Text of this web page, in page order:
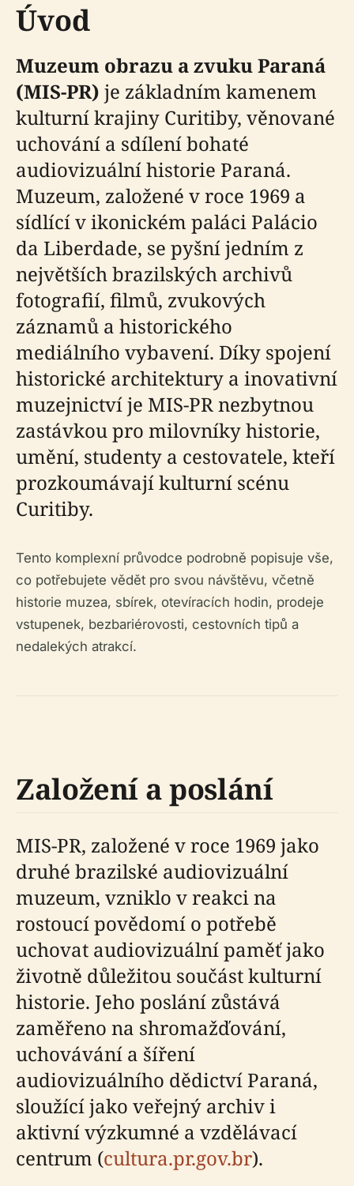
Úvod
Muzeum obrazu a zvuku Paraná
(MIS-PR) je základním kamenem
kulturní krajiny Curitiby, věnované
uchování a sdílení bohaté
audiovizuální historie Paraná.
Muzeum, založené v roce 1969 a
sídlící v ikonickém paláci Palácio
da Liberdade, se pyšní jedním z
největších brazilských archivů
fotografií, filmů, zvukových
záznamů a historického
mediálního vybavení. Díky spojení
historické architektury a inovativní
muzejnictví je MIS-PR nezbytnou
zastávkou pro milovníky historie,
umění, studenty a cestovatele, kteří
prozkoumávají kulturní scénu
Curitiby.
Tento komplexní průvodce podrobně popisuje vše,
co potřebujete vědět pro svou návštěvu, včetně
historie muzea, sbírek, otevíracích hodin, prodeje
vstupenek, bezbariérovosti, cestovních tipů a
nedalekých atrakcí.
Založení a poslání
MIS-PR, založené v roce 1969 jako
druhé brazilské audiovizuální
muzeum, vzniklo v reakci na
rostoucí povědomí o potřebě
uchovat audiovizuální paměť jako
životně důležitou součást kulturní
historie. Jeho poslání zůstává
zaměřeno na shromažďování,
uchovávání a šíření
audiovizuálního dědictví Paraná,
sloužící jako veřejný archiv i
aktivní výzkumné a vzdělávací
centrum (cultura.pr.gov.br).